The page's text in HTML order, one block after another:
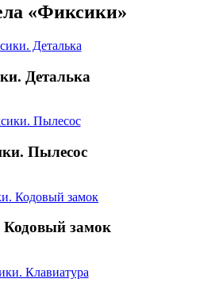
«Фиксики»
Деталька
Пылесос
замок